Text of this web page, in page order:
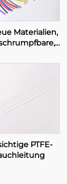
Materialien,
zur
PTFE-